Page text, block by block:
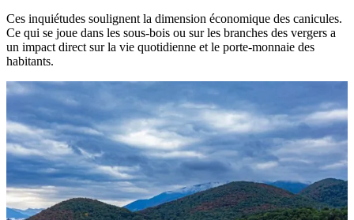
Ces inquiétudes soulignent la dimension économique des canicules.
Ce qui se joue dans les sous-bois ou sur les branches des vergers a
un impact direct sur la vie quotidienne et le porte-monnaie des
habitants.